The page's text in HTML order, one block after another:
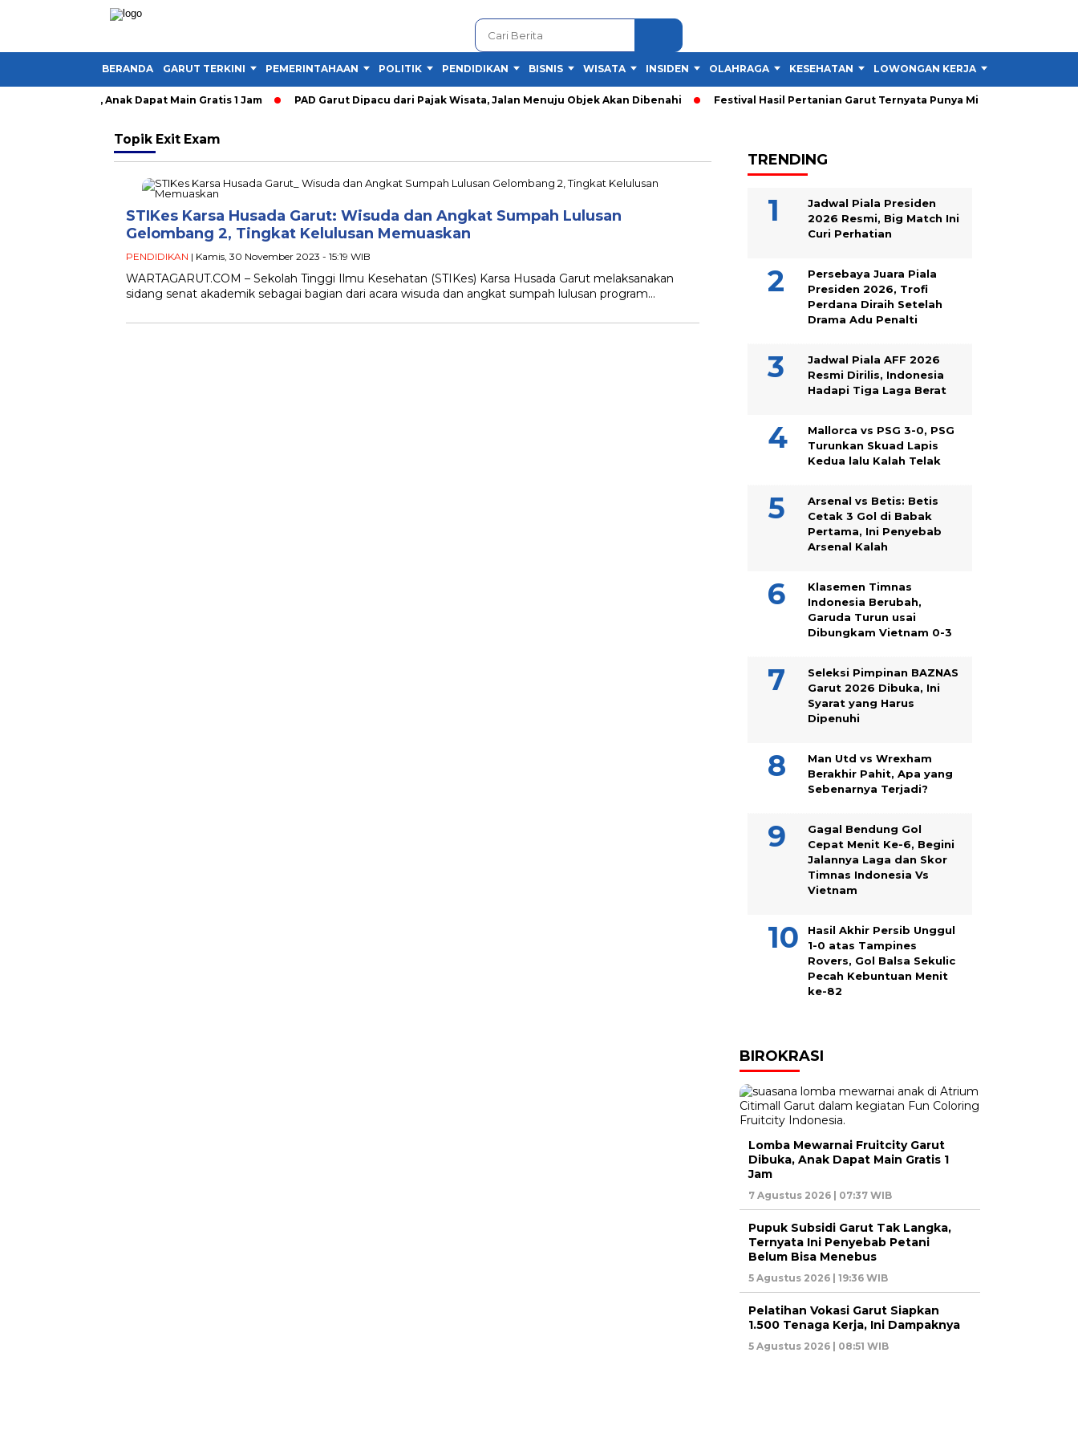
BERANDA GARUT TERKINI PEMERINTAHAAN POLITIK PENDIDIKAN BISNIS WISATA INSIDEN OLAHRAGA KESEHATAN LOWONGAN KERJA
Garut Dibuka, Anak Dapat Main Gratis 1 Jam PAD Garut Dipacu dari Pajak Wisata, Jalan Menuju Objek Akan Dibenahi Festival Hasil Pertanian Garut Ternyata Punya Misi Besar untuk Petani
Topik Exit Exam
STIKes Karsa Husada Garut: Wisuda dan Angkat Sumpah Lulusan
Gelombang 2, Tingkat Kelulusan Memuaskan
PENDIDIKAN | Kamis, 30 November 2023 - 15:19 WIB
WARTAGARUT.COM – Sekolah Tinggi Ilmu Kesehatan (STIKes) Karsa Husada Garut melaksanakan
sidang senat akademik sebagai bagian dari acara wisuda dan angkat sumpah lulusan program…
TRENDING
Jadwal Piala Presiden
2026 Resmi, Big Match Ini
Curi Perhatian
Persebaya Juara Piala
Presiden 2026, Trofi
Perdana Diraih Setelah
Drama Adu Penalti
Jadwal Piala AFF 2026
Resmi Dirilis, Indonesia
Hadapi Tiga Laga Berat
Mallorca vs PSG 3-0, PSG
Turunkan Skuad Lapis
Kedua lalu Kalah Telak
Arsenal vs Betis: Betis
Cetak 3 Gol di Babak
Pertama, Ini Penyebab
Arsenal Kalah
Klasemen Timnas
Indonesia Berubah,
Garuda Turun usai
Dibungkam Vietnam 0-3
Seleksi Pimpinan BAZNAS
Garut 2026 Dibuka, Ini
Syarat yang Harus
Dipenuhi
Man Utd vs Wrexham
Berakhir Pahit, Apa yang
Sebenarnya Terjadi?
Gagal Bendung Gol
Cepat Menit Ke-6, Begini
Jalannya Laga dan Skor
Timnas Indonesia Vs
Vietnam
Hasil Akhir Persib Unggul
1-0 atas Tampines
Rovers, Gol Balsa Sekulic
Pecah Kebuntuan Menit
ke-82
BIROKRASI
Lomba Mewarnai Fruitcity Garut
Dibuka, Anak Dapat Main Gratis 1
Jam
7 Agustus 2026 | 07:37 WIB
Pupuk Subsidi Garut Tak Langka,
Ternyata Ini Penyebab Petani
Belum Bisa Menebus
5 Agustus 2026 | 19:36 WIB
Pelatihan Vokasi Garut Siapkan
1.500 Tenaga Kerja, Ini Dampaknya
5 Agustus 2026 | 08:51 WIB